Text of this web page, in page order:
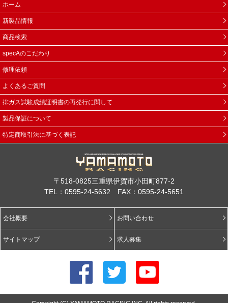
ホーム
新製品情報
商品検索
specAのこだわり
修理依頼
よくあるご質問
排ガス試験成績証明書の再発行に関して
製品保証について
特定商取引法に基づく表記
〒518-0825三重県伊賀市小田町877-2
TEL：0595-24-5632 FAX：0595-24-5651
会社概要 お問い合わせ
サイトマップ 求人募集